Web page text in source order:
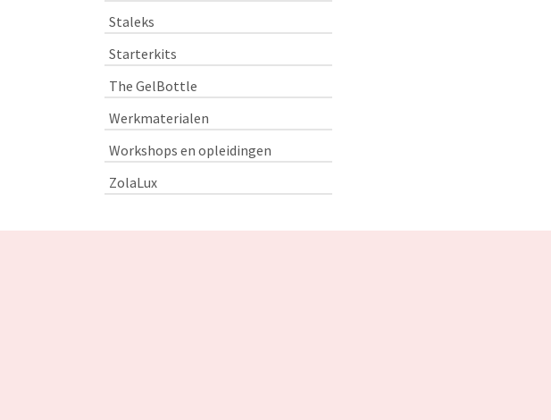
Staleks
Starterkits
The GelBottle
Werkmaterialen
Workshops en opleidingen
ZolaLux